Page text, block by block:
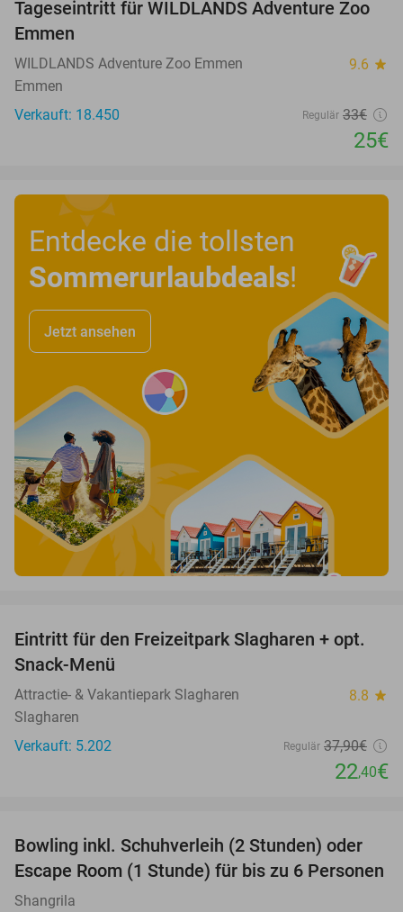
24%
Tageseintritt für WILDLANDS Adventure Zoo
Emmen
WILDLANDS Adventure Zoo Emmen 9.6 star
Emmen
Verkauft: 18.450
Regulär 33€
25€
Entdecke die tollsten
Sommerurlaubdeals!
Jetzt ansehen
41%
Eintritt für den Freizeitpark Slagharen + opt.
Snack-Menü
Attractie- & Vakantiepark Slagharen 8.8 star
Slagharen
Verkauft: 5.202
Regulär 37,90€
22,40€
57%
Bowling inkl. Schuhverleih (2 Stunden) oder
Escape Room (1 Stunde) für bis zu 6 Personen
Shangrila